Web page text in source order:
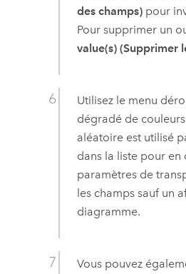
des champs) pour
Pour supprimer un
value(s) (Supprimer
Utilisez le menu
dégradé de
aléatoire est utilisé
dans la liste pour en
paramètres de
les champs sauf un
diagramme.
Vous pouvez